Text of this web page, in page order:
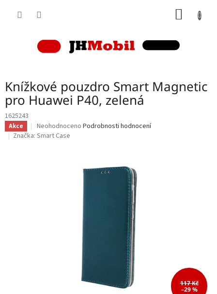
Knížkové pouzdro Smart Magnetic
pro Huawei P40, zelená
1625243
Akce
Průměrné
hodnocení
Neohodnoceno Podrobnosti hodnocení
Značka: Smart Case
117 Kč
–29 %